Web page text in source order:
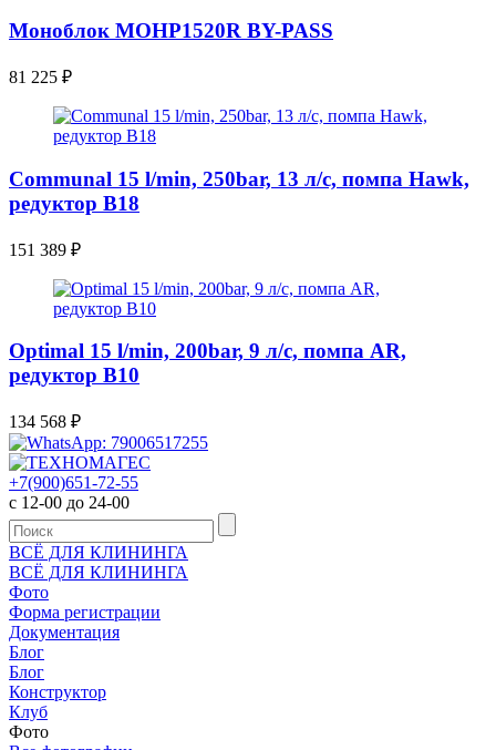
Моноблок MOHP1520R BY-PASS
81 225 ₽
Communal 15 l/min, 250bar, 13 л/с, помпа Hawk,
редуктор В18
151 389 ₽
Optimal 15 l/min, 200bar, 9 л/с, помпа AR,
редуктор В10
134 568 ₽
+7(900)651-72-55
с 12-00 до 24-00
ВСЁ ДЛЯ КЛИНИНГА
ВСЁ ДЛЯ КЛИНИНГА
Фото
Форма регистрации
Документация
Блог
Блог
Конструктор
Клуб
Фото